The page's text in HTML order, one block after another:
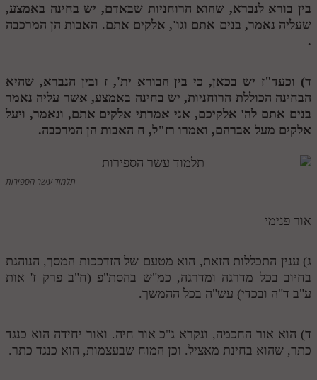
תלמוד עשר הספירות חלק ט
תלמוד עשר הספירות חלק י
תלמוד עשר הספירות חלק יב
תלמוד עשר הספירות חלק יג
בית שער הכוונות
אודות האתר
אודות האתר
אתר הבית
בין בורא לנברא, שהוא הרוחניות שבאדם, יש בחינה באמצע,
שעליה נאמר, בנים אתם וגו', אלקים אתם. האבות הן המרכבה
.
ד) וכעד"ז יש בכאן, כי בין הבורא ית',ז ובין הנברא, שהיא
הבחינה הכוללת הרוחניות, יש בחינה באמצע, אשר עליה נאמר
בנים אתם לה' אלקיכם, אני אמרתי אלקים אתם, ונאמר, ויעל
אלקים מעל אברהם, ואמרו רז"ל, ח האבות הן המרכבה.
תלמוד עשר הספירות
אור פנימי
ג) ענין התכללות הזאת, הוא מטעם של הזדככות המסך, הנוהגת
בחיוב בכל מדרגה ומדרגה, כמ"ש בהסת"פ (ח"ב פרק ז' אות
ע"ב ד"ה ובכדי) עש"ה בכל ההמשך.
ד) הוא אור החכמה, ונקרא ג"כ אור חיה. ואור יחידה הוא כנגד
כתר, שהוא בחינת מאציל. וכן המוח שבעצמות, הוא כנגד כתר.